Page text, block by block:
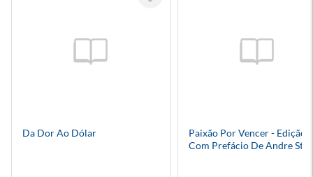
Da Dor Ao Dólar
Paixão Por Vencer - Edição
Com Prefácio De Andre